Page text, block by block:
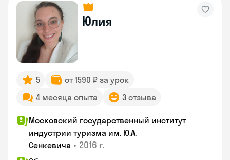
Юлия
5
от 1590 ₽ за урок
4 месяца опыта
3 отзыва
Московский государственный институт
индустрии туризма им. Ю.А.
Сенкевича • 2016 г.